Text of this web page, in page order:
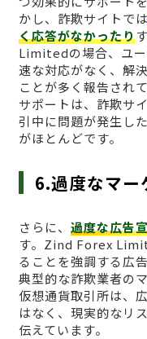
かし、詐欺サイトでは
く応答がなかったり
Limitedの場合、ユ
速な対応がなく、解
ことが多く報告され
サポートは、詐欺サ
引中に問題が発生し
がほとんどです。
6.過度なマー
さらに、 過度な広告
す。Zind Forex
ることを強調する広
典型的な詐欺業者の
仮想通貨取引所は、
はなく、現実的なリ
伝えています。